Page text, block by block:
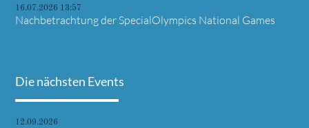
16.07.2026 13:57
Nachbetrachtung der SpecialOlympics National Games
Die nächsten Events
12.09.2026